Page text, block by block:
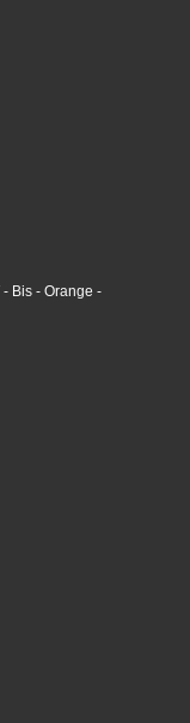
- Bis - Orange -